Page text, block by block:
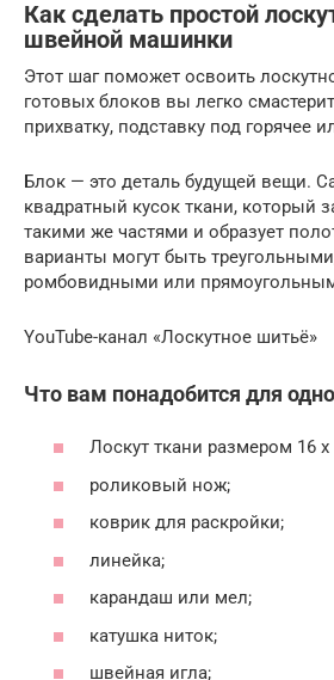
Как сделать простой
швейной машинки
Этот шаг поможет освоить
готовых блоков вы легко
прихватку, подставку под горячее
Блок — это деталь будущей вещи.
квадратный кусок ткани, который
такими же частями и образует
варианты могут быть
ромбовидными или
YouTube-канал «Лоскутное шитьё»
Что вам понадобится для
Лоскут ткани размером 16 х
роликовый нож;
коврик для раскройки;
линейка;
карандаш или мел;
катушка ниток;
швейная игла;